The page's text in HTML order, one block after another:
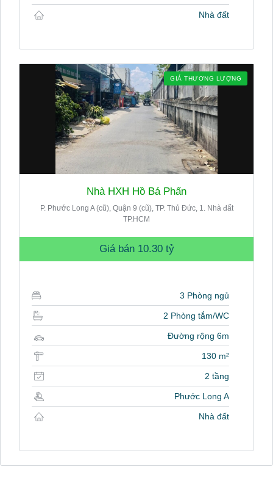
Nhà đất
GIÁ THƯƠNG LƯỢNG
Nhà HXH Hồ Bá Phấn
P. Phước Long A (cũ), Quận 9 (cũ), TP. Thủ Đức, 1. Nhà đất
TP.HCM
Giá bán 10.30 tỷ
3 Phòng ngủ
2 Phòng tắm/WC
Đường rộng 6m
130 m²
2 tầng
Phước Long A
Nhà đất